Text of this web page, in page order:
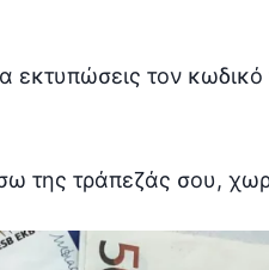
εκτυπώσεις τον
της τράπεζάς σου,